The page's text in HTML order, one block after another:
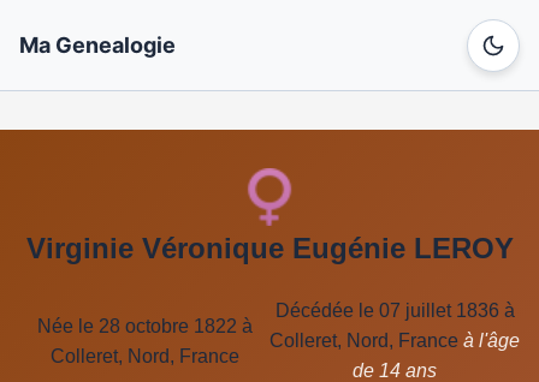
Ma Genealogie
Virginie Véronique Eugénie LEROY
Née le 28 octobre 1822 à
Colleret, Nord, France
Décédée le 07 juillet 1836 à
Colleret, Nord, France à l'âge
de 14 ans